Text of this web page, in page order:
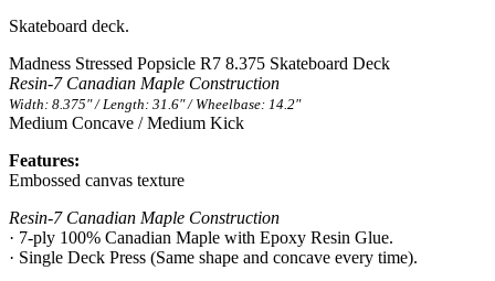
Skateboard deck.
Madness Stressed Popsicle R7 8.375 Skateboard Deck
Resin-7 Canadian Maple Construction
Width: 8.375″ / Length: 31.6″ / Wheelbase: 14.2″
Medium Concave / Medium Kick
Features:
Embossed canvas texture
Resin-7 Canadian Maple Construction
· 7-ply 100% Canadian Maple with Epoxy Resin Glue.
· Single Deck Press (Same shape and concave every time).